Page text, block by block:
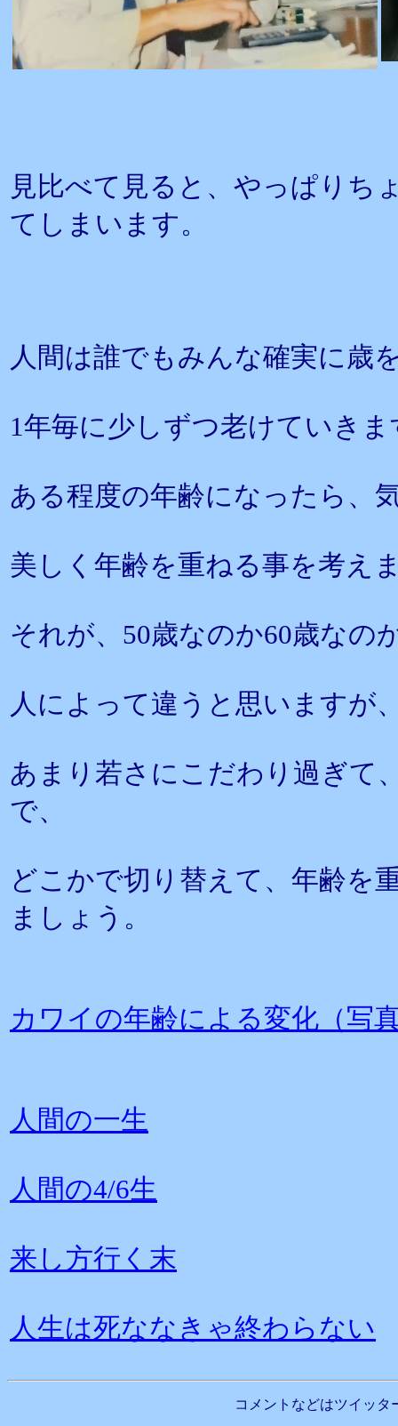
見比べて見ると、やっぱりち
てしまいます。
人間は誰でもみんな確実に歳
1年毎に少しずつ老けていきま
ある程度の年齢になったら、
美しく年齢を重ねる事を考え
それが、50歳なのか60歳なの
人によって違うと思いますが
あまり若さにこだわり過ぎて
で、
どこかで切り替えて、年齢を
ましょう。
カワイの年齢による変化（写
人間の一生
人間の4/6生
来し方行く末
人生は死ななきゃ終わらない
コメントなどはツイッタ